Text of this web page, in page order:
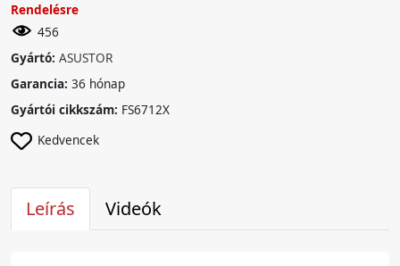
Rendelésre
456
Gyártó: ASUSTOR
Garancia: 36 hónap
Gyártói cikkszám: FS6712X
Kedvencek
Leírás Videók